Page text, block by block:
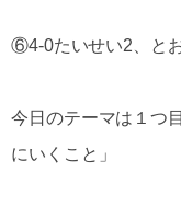
⑥4-0たいせい2、と
今日のテーマは１つ
にいくこと」